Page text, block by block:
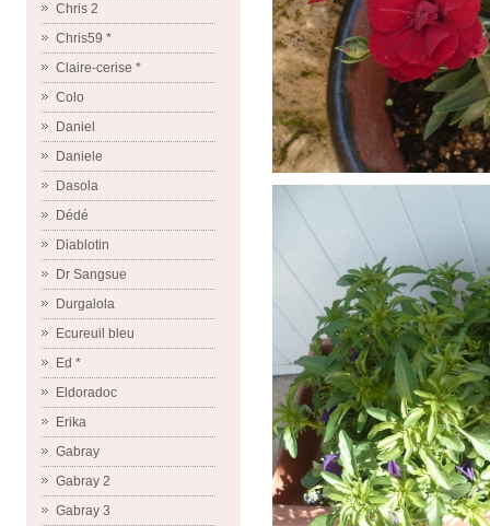
Chris 2
Chris59 *
Claire-cerise *
Colo
Daniel
Daniele
Dasola
Dédé
Diablotin
Dr Sangsue
Durgalola
Ecureuil bleu
Ed *
Eldoradoc
Erika
Gabray
Gabray 2
Gabray 3